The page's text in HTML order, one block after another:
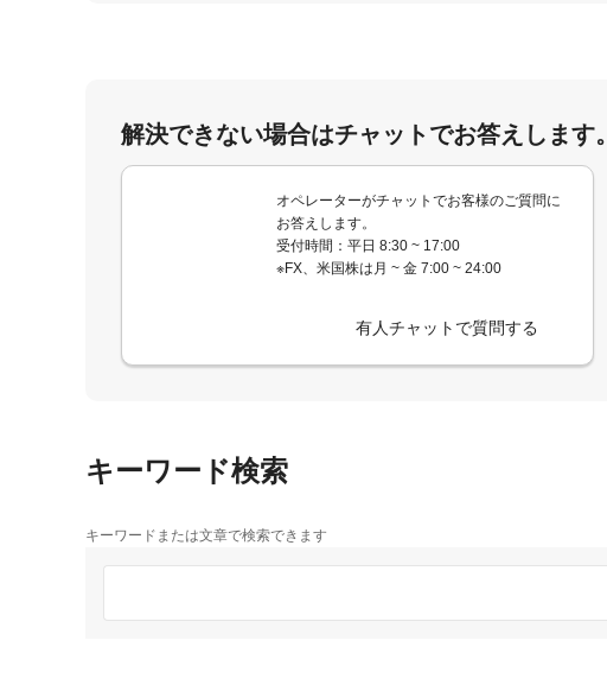
解決できない場合はチャットでお答えします。
オペレーターがチャットでお客様のご質問に
お答えします。
受付時間：平日 8:30 ~ 17:00
※FX、米国株は月 ~ 金 7:00 ~ 24:00
有人チャットで質問する
キーワード検索
キーワードまたは文章で検索できます